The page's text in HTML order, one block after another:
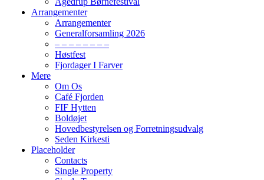
Arrangementer
Arrangementer
Generalforsamling 2026
– – – – – – – –
Høstfest
Fjordager I Farver
Mere
Om Os
Café Fjorden
FIF Hytten
Boldøjet
Hovedbestyrelsen og Forretningsudvalg
Seden Kirkesti
Placeholder
Contacts
Single Property